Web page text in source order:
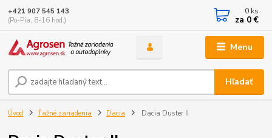
Menu
Hľadať
+421 907 545 143
(Po-Pia, 8-16 hod.)
0 ks
za 0 €
Úvod Ťažné zariadenia Dacia Dacia Duster II